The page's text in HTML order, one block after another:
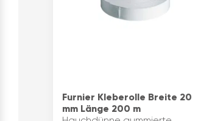
Furnier Kleberolle Breite 20
mm Länge 200 m